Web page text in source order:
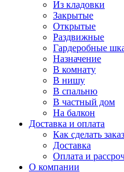
Из кладовки
Закрытые
Открытые
Раздвижные
Гардеробные
Назначение
В комнату
В нишу
В спальню
В частный дом
На балкон
Доставка и оплата
Как сделать заказ
Доставка
Оплата и
О компании